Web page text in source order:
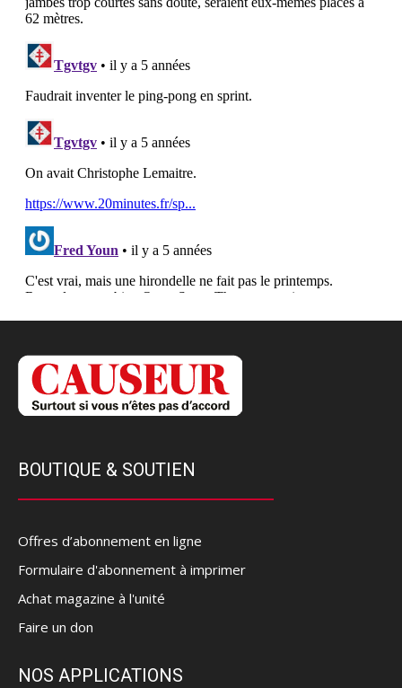
BOUTIQUE & SOUTIEN
Offres d’abonnement en ligne
Formulaire d'abonnement à imprimer
Achat magazine à l'unité
Faire un don
NOS APPLICATIONS